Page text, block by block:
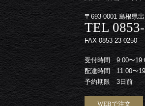
〒693-0001 島根県
TEL
FAX 0853-23-0250
受付時間 9:00〜
配達時間 11:00〜
予約期限 3日前
WEBで注文